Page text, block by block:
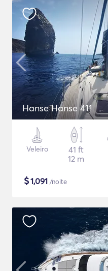
Hanse Hanse 411
Veleiro
41 ft
12 m
$1,091 /noite